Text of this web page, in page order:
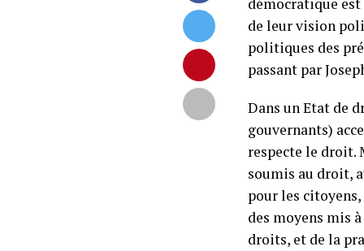
de leur vision
politiques des
passant par
Dans un Etat de
gouvernants)
respecte le droit.
soumis au droit,
pour les
des moyens mis
droits, et de la